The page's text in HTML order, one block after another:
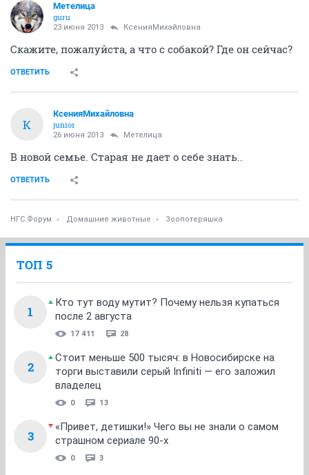
Метелица
guru
23 июня 2013 КсенияМихайловна
Скажите, пожалуйста, а что с собакой? Где он сейчас?
ОТВЕТИТЬ
К
КсенияМихайловна
junior
26 июня 2013 Метелица
В новой семье. Старая не дает о себе знать..
ОТВЕТИТЬ
НГС.Форум Домашние животные Зоопотеряшка
ТОП 5
1
Кто тут воду мутит? Почему нельзя купаться
после 2 августа
17 411 28
2
Стоит меньше 500 тысяч: в Новосибирске на
торги выставили серый Infiniti — его заложил
владелец
0 13
3
«Привет, детишки!» Чего вы не знали о самом
страшном сериале 90-х
0 3